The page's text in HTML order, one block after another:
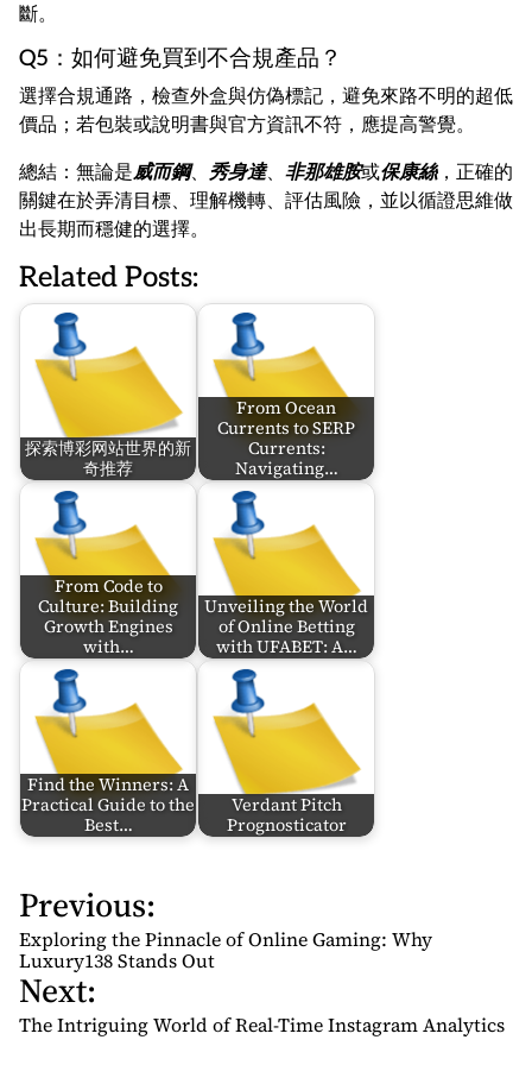
斷。
Q5：如何避免買到不合規產品？
選擇合規通路，檢查外盒與仿偽標記，避免來路不明的超低
價品；若包裝或說明書與官方資訊不符，應提高警覺。
總結：無論是威而鋼、 秀身達、 非那雄胺或保康絲，正確的
關鍵在於弄清目標、理解機轉、評估風險，並以循證思維做
出長期而穩健的選擇。
Related Posts:
探索博彩网站世界的新
奇推荐
From Ocean
Currents to SERP
Currents:
Navigating…
From Code to
Culture: Building
Growth Engines
with…
Unveiling the World
of Online Betting
with UFABET: A…
Find the Winners: A
Practical Guide to the
Best…
Verdant Pitch
Prognosticator
P
o
s
t
n
Previous:
Exploring the Pinnacle of Online Gaming: Why
Luxury138 Stands Out
Next:
The Intriguing World of Real-Time Instagram Analytics